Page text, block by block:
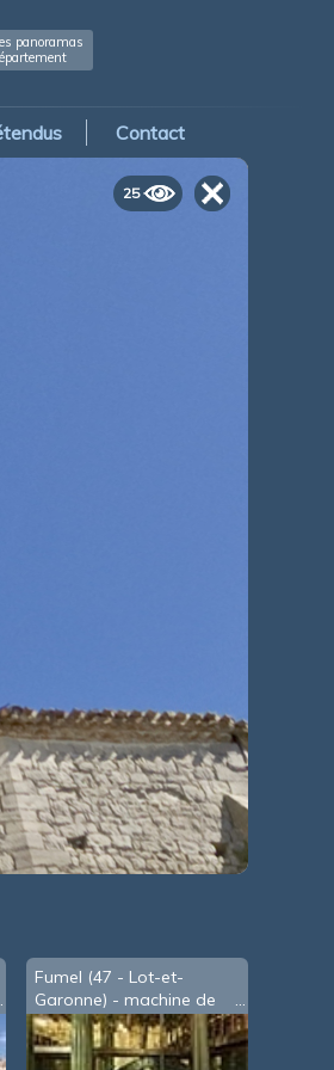
panoramas
Contact
25
Fumel (47 - Lot-et-
Garonne) - machine de
Watt - 5